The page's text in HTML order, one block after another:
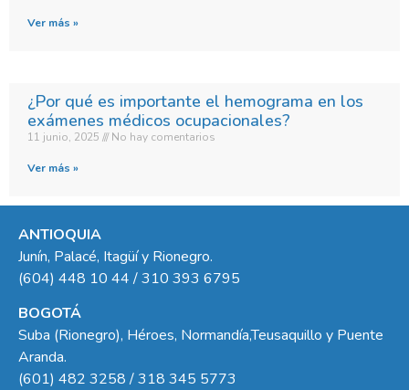
Ver más »
¿Por qué es importante el hemograma en los
exámenes médicos ocupacionales?
11 junio, 2025 No hay comentarios
Ver más »
ANTIOQUIA
Junín, Palacé, Itagüí y Rionegro.
(604) 448 10 44 / 310 393 6795
BOGOTÁ
Suba (Rionegro), Héroes, Normandía,Teusaquillo y Puente
Aranda.
(601) 482 3258 / 318 345 5773